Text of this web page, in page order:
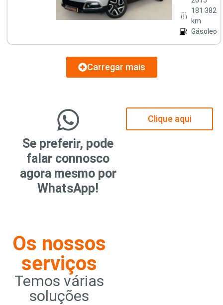
181 382
km
Gásoleo
Carregar mais
Se preferir, pode
falar connosco
agora mesmo por
WhatsApp!
Clique aqui
Os nossos
serviços
Temos várias
soluções